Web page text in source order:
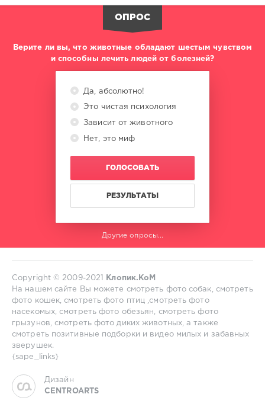
ОПРОС
Верите ли вы, что животные обладают шестым чувством
и способны лечить людей от болезней?
Да, абсолютно!
Это чистая психология
Зависит от животного
Нет, это миф
ГОЛОСОВАТЬ
РЕЗУЛЬТАТЫ
Другие опросы...
Copyright © 2009-2021
Клопик.КоМ
На нашем сайте Вы можете смотреть фото собак, смотреть
фото кошек, смотреть фото птиц ,смотреть фото
насекомых, смотреть фото обезьян, смотреть фото
грызунов, смотреть фото диких животных, а также
смотреть позитивные подборки и видео милых и забавных
зверушек.
{sape_links}
Дизайн
CENTROARTS